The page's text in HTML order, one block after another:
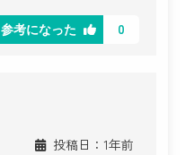
参考になった 0
投稿日：1年前